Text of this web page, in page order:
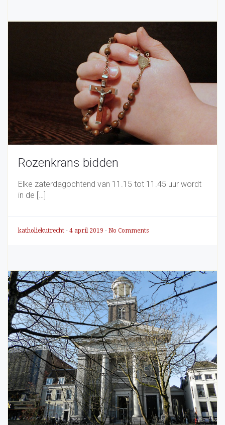
Rozenkrans bidden
Elke zaterdagochtend van 11.15 tot 11.45 uur wordt
in de […]
katholiekutrecht - 4 april 2019 - No Comments